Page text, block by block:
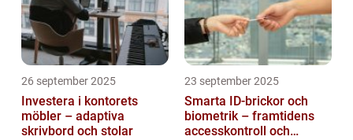
26 september 2025
Investera i kontorets
möbler – adaptiva
skrivbord och stolar
23 september 2025
Smarta ID-brickor och
biometrik – framtidens
accesskontroll och